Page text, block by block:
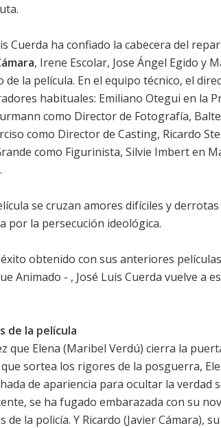
Cuerda ha confiado la cabecera del
, Irene Escolar, Jose Ángel Egido y
de la película. En el equipo técnico, el
habituales: Emiliano Otegui en la
como Director de Fotografía,
como Director de Casting, Ricardo
como Figurinista, Silvie Imbert en
se cruzan amores difíciles y
por la persecución ideológica.
obtenido con sus anteriores
Animado - , José Luis Cuerda vuelve
de la película
que Elena (Maribel Verdú) cierra la
sortea los rigores de la posguerra,
de apariencia para ocultar la verdad
se ha fugado embarazada con su
de la policía. Y Ricardo (Javier Cámara),